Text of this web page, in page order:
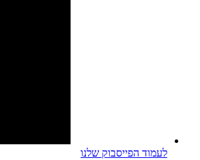
לעמוד הפייסבוק שלנו